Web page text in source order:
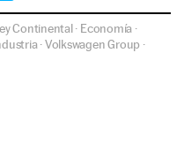
Continental· Economía ·
·Volkswagen Group ·